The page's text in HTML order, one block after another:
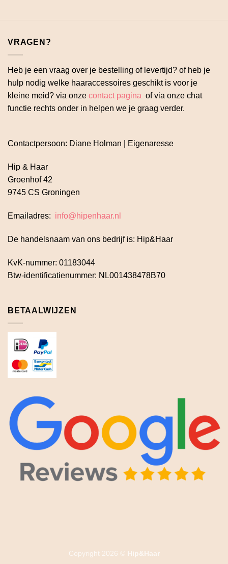
VRAGEN?
Heb je een vraag over je bestelling of levertijd? of heb je
hulp nodig welke haaraccessoires geschikt is voor je
kleine meid? via onze contact pagina of via onze chat
functie rechts onder in helpen we je graag verder.
Contactpersoon: Diane Holman | Eigenaresse
Hip & Haar
Groenhof 42
9745 CS Groningen
Emailadres: info@hipenhaar.nl
De handelsnaam van ons bedrijf is: Hip&Haar
KvK-nummer: 01183044
Btw-identificatienummer: NL001438478B70
BETAALWIJZEN
Copyright 2026 © Hip&Haar